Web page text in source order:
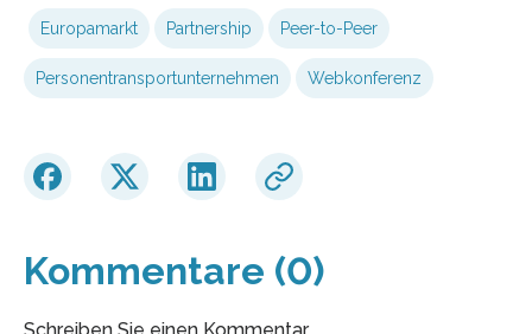
Europamarkt Partnership Peer-to-Peer
Personentransportunternehmen Webkonferenz
Kommentare (0)
Schreiben Sie einen Kommentar